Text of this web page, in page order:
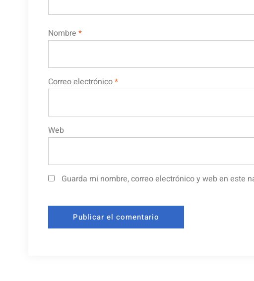
Nombre *
Correo electrónico*
Web
Guarda mi nombre, correo electrónico y web en este